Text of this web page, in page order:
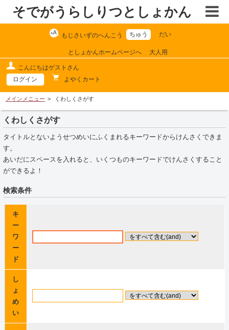
そでがうらしりつとしょかん
もじさいずのへんこう ちゅう だい
としょかんホームページへ 大人用
こんにちはゲストさん
ログイン
よやくカート
メインメニュー くわしくさがす
くわしくさがす
タイトルとないようせつめいにふくまれるキーワードからけんさくできま
す。
あいだにスペースを入れると、いくつものキーワードでけんさくすること
ができるよ！
検索条件
キ
ー
ワ
ー
ド
し
ょ
め
い